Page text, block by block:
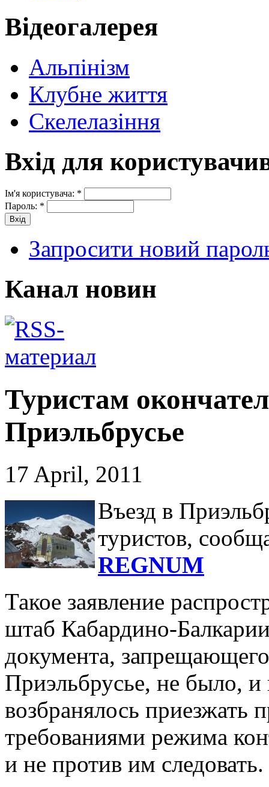
Відеогалерея
Альпінізм
Клубне життя
Скелелазіння
Вхід для
Ім'я користувача: *
Пароль: *
Запросити новий
Канал новин
Туристам
Приэльбрусье
17 April, 2011
Въезд в
туристов,
REGNUM
Такое заявление
штаб Кабардино-
документа,
Приэльбрусье, не было,
возбранялось приезжать
требованиями режима
и не против им следовать.